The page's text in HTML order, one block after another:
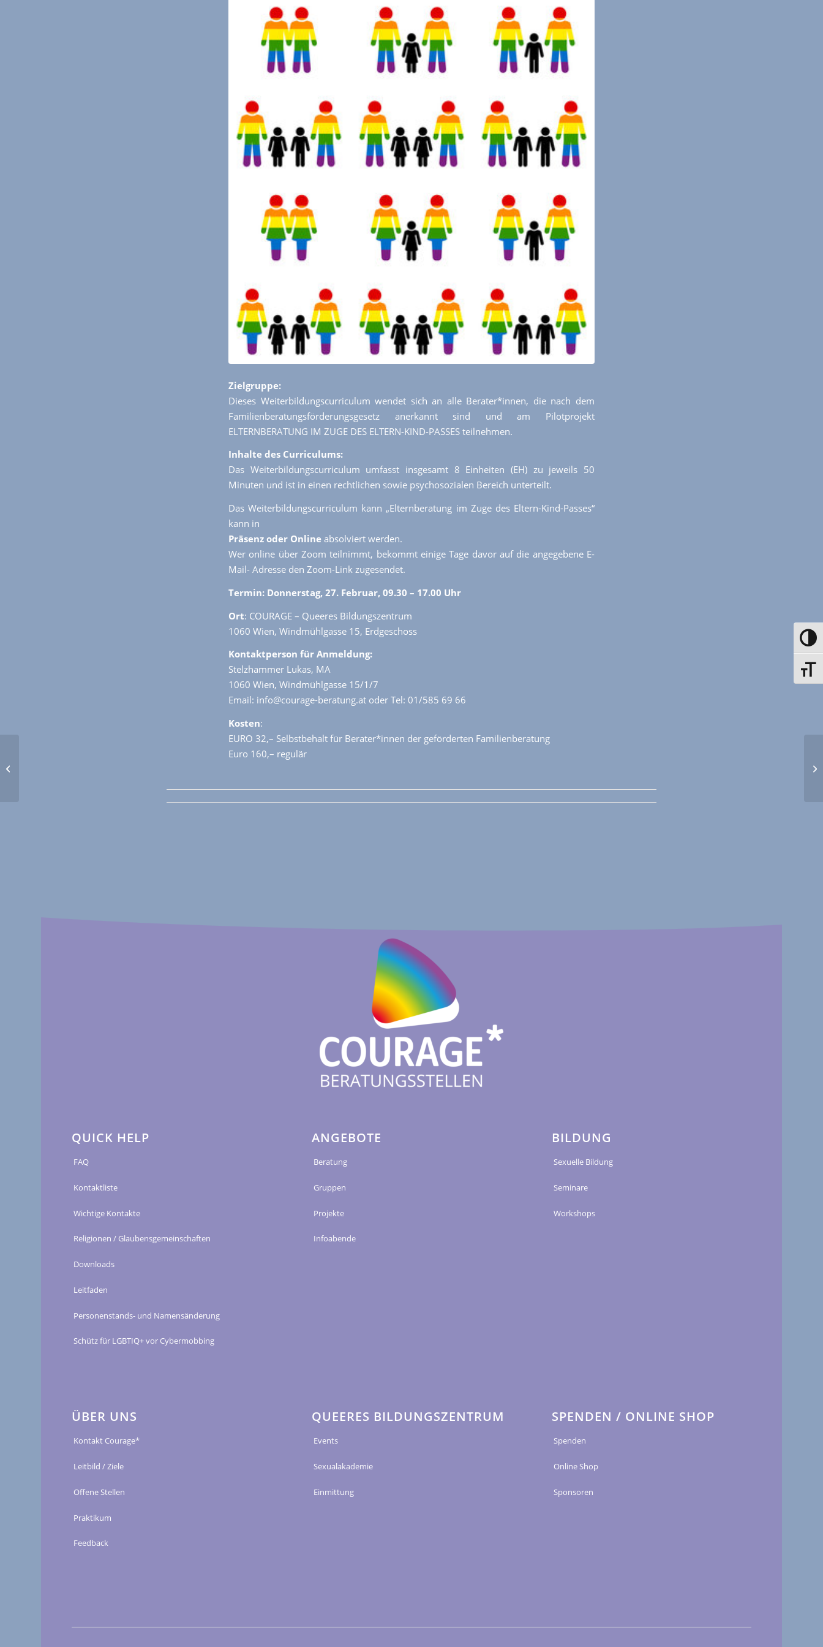
Zielgruppe:
Dieses Weiterbildungscurriculum wendet sich an alle Berater*innen, die nach dem
Familienberatungsförderungsgesetz anerkannt sind und am Pilotprojekt
ELTERNBERATUNG IM ZUGE DES ELTERN-KIND-PASSES teilnehmen.
Inhalte des Curriculums:
Das Weiterbildungscurriculum umfasst insgesamt 8 Einheiten (EH) zu jeweils 50
Minuten und ist in einen rechtlichen sowie psychosozialen Bereich unterteilt.
Das Weiterbildungscurriculum kann „Elternberatung im Zuge des Eltern-Kind-Passes“
kann in
Präsenz oder Online absolviert werden.
Wer online über Zoom teilnimmt, bekommt einige Tage davor auf die angegebene E-
Mail- Adresse den Zoom-Link zugesendet.
Termin: Donnerstag, 27. Februar, 09.30 – 17.00 Uhr
Ort: COURAGE – Queeres Bildungszentrum
1060 Wien, Windmühlgasse 15, Erdgeschoss
Kontaktperson für Anmeldung:
Stelzhammer Lukas, MA
1060 Wien, Windmühlgasse 15/1/7
Email: info@courage-beratung.at oder Tel: 01/585 69 66
Kosten:
EURO 32,– Selbstbehalt für Berater*innen der geförderten Familienberatung
Euro 160,– regulär
QUICK HELP
FAQ
Kontaktliste
Wichtige Kontakte
Religionen / Glaubensgemeinschaften
Downloads
Leitfaden
Personenstands- und Namensänderung
Schütz für LGBTIQ+ vor Cybermobbing
ANGEBOTE
Beratung
Gruppen
Projekte
Infoabende
BILDUNG
Sexuelle Bildung
Seminare
Workshops
ÜBER UNS
Kontakt Courage*
Leitbild / Ziele
Offene Stellen
Praktikum
Feedback
QUEERES BILDUNGSZENTRUM
Events
Sexualakademie
Einmittung
SPENDEN / ONLINE SHOP
Spenden
Online Shop
Sponsoren